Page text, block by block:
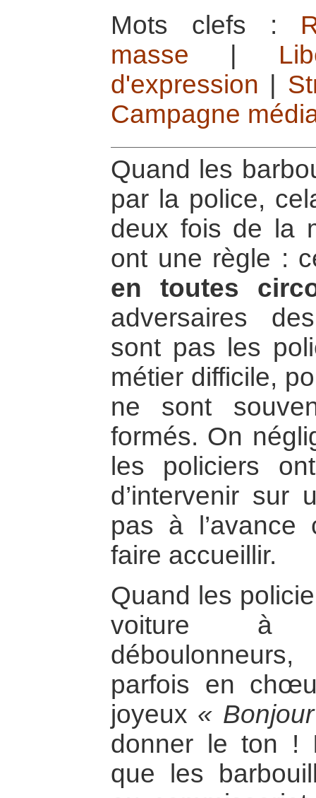
Mots clefs :
masse
d'expression
Campagne
Quand les
par la police,
deux fois de la
ont une règle :
en toutes
adversaires
sont pas les
métier difficile,
ne sont
formés. On
les policiers
d’intervenir sur
pas à l’avance
faire accueillir.
Quand les
voiture à
parfois en
joyeux «
donner le ton !
que les